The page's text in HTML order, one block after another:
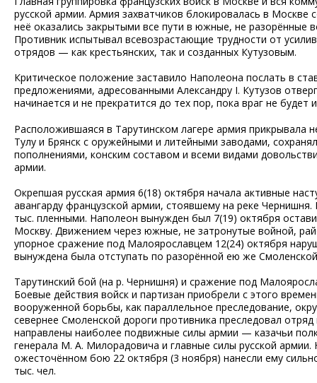
русской армии. Армия захватчиков блокировалась в
неё оказались закрытыми все пути в южные, не
Противник испытывал всевозрастающие трудности от
отрядов — как крестьянских, так и созданных Кутузовым.
Критическое положение заставило Наполеона послать в
предложениями, адресованными Александру I. Кутузов
начинается и не прекратится до тех пор, пока враг не будет
Расположившаяся в Тарутинском лагере армия прикрывала
Тулу и Брянск с оружейными и литейными заводами,
пополнениями, конским составом и всеми видами
армии.
Окрепшая русская армия 6(18) октября начала активные
авангарду французской армии, стоявшему на реке
тыс. пленными. Наполеон вынужден был 7(19) октября
Москву. Движением через южные, не затронутые войной,
упорное сражение под Малоярославцем 12(24) октября
вынуждена была отступать по разорённой ею же
Тарутинский бой (на р. Чернишня) и сражение под
Боевые действия войск и партизан приобрели с этого
вооруженной борьбы, как параллельное преследование,
севернее Смоленской дороги противника преследовал
направлены наиболее подвижные силы армии — казачьи
генерала М. А. Милорадовича и главные силы русской армии.
ожесточённом бою 22 октября (3 ноября) нанесли ему
тыс. чел.